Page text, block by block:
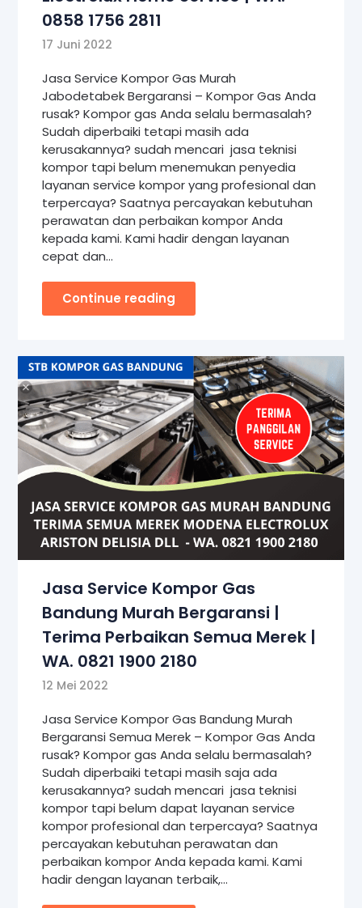
0858 1756 2811
17 Juni 2022
Jasa Service Kompor Gas Murah
Jabodetabek Bergaransi – Kompor Gas Anda
rusak? Kompor gas Anda selalu bermasalah?
Sudah diperbaiki tetapi masih ada
kerusakannya? sudah mencari jasa teknisi
kompor tapi belum menemukan penyedia
layanan service kompor yang profesional dan
terpercaya? Saatnya percayakan kebutuhan
perawatan dan perbaikan kompor Anda
kepada kami. Kami hadir dengan layanan
cepat dan…
Continue reading
Jasa Service Kompor Gas
Bandung Murah Bergaransi |
Terima Perbaikan Semua Merek |
WA. 0821 1900 2180
12 Mei 2022
Jasa Service Kompor Gas Bandung Murah
Bergaransi Semua Merek – Kompor Gas Anda
rusak? Kompor gas Anda selalu bermasalah?
Sudah diperbaiki tetapi masih saja ada
kerusakannya? sudah mencari jasa teknisi
kompor tapi belum dapat layanan service
kompor profesional dan terpercaya? Saatnya
percayakan kebutuhan perawatan dan
perbaikan kompor Anda kepada kami. Kami
hadir dengan layanan terbaik,…